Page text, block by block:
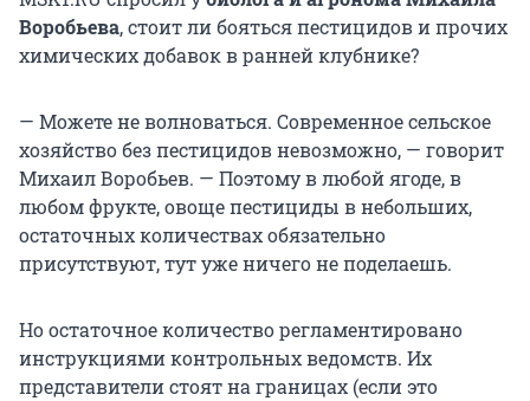
Воробьева, стоит ли бояться пестицидов и прочих
химических добавок в ранней клубнике?
— Можете не волноваться. Современное сельское
хозяйство без пестицидов невозможно, — говорит
Михаил Воробьев. — Поэтому в любой ягоде, в
любом фрукте, овоще пестициды в небольших,
остаточных количествах обязательно
присутствуют, тут уже ничего не поделаешь.
Но остаточное количество регламентировано
инструкциями контрольных ведомств. Их
представители стоят на границах (если это